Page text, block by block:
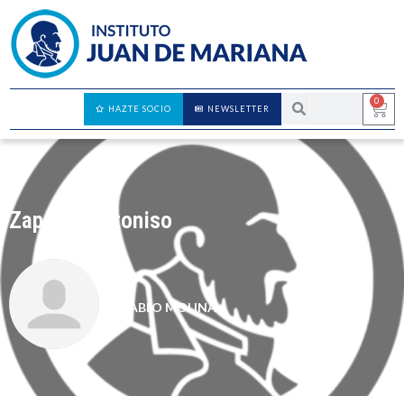
0
NEWSLETTER
HAZTE SOCIO
Zapatero pitoniso
PABLO MOLINA